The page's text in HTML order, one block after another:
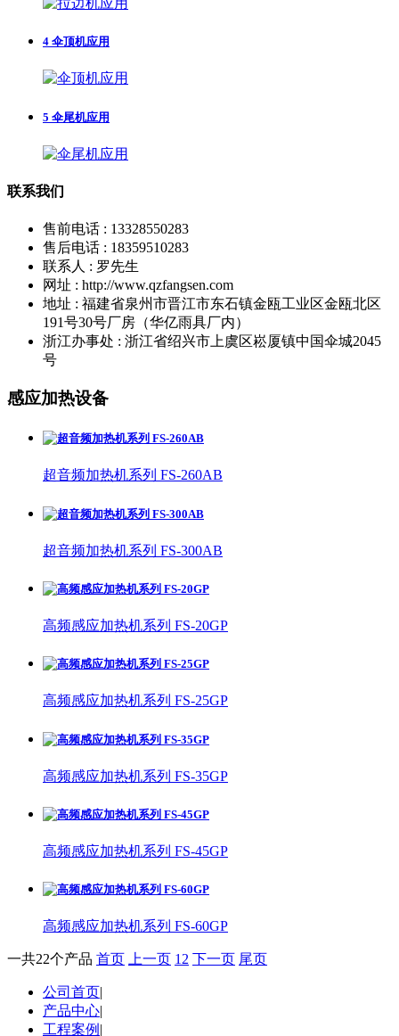
4 伞顶机应用
5 伞尾机应用
联系我们
售前电话 : 13328550283
售后电话 : 18359510283
联系人 : 罗先生
网址 : http://www.qzfangsen.com
地址 : 福建省泉州市晋江市东石镇金瓯工业区金瓯北区
191号30号厂房（华亿雨具厂内）
浙江办事处 : 浙江省绍兴市上虞区崧厦镇中国伞城2045
号
感应加热设备
超音频加热机系列 FS-260AB
超音频加热机系列 FS-300AB
高频感应加热机系列 FS-20GP
高频感应加热机系列 FS-25GP
高频感应加热机系列 FS-35GP
高频感应加热机系列 FS-45GP
高频感应加热机系列 FS-60GP
一共22个产品 首页 上一页 12 下一页 尾页
公司首页|
产品中心|
工程案例 |